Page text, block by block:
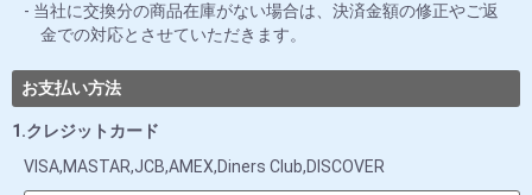
当社に交換分の商品在庫がない場合は、決済金額の修正やご返
金での対応とさせていただきます。
お支払い方法
1.クレジットカード
VISA,MASTAR,JCB,AMEX,Diners Club,DISCOVER